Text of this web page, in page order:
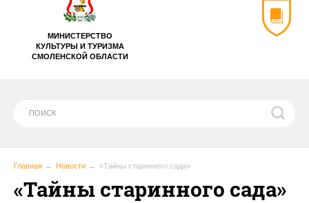
МИНИСТЕРСТВО
КУЛЬТУРЫ И ТУРИЗМА
СМОЛЕНСКОЙ ОБЛАСТИ
Главная Новости «Тайны старинного сада»
«Тайны старинного сада»